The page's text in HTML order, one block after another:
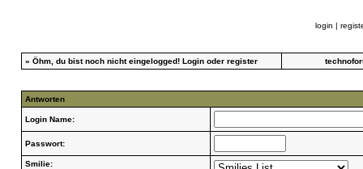
login |
» Öhm, du bist noch nicht eingelogged! Loginoder register
Antworten
Login Name:
Passwort:
Smilie: